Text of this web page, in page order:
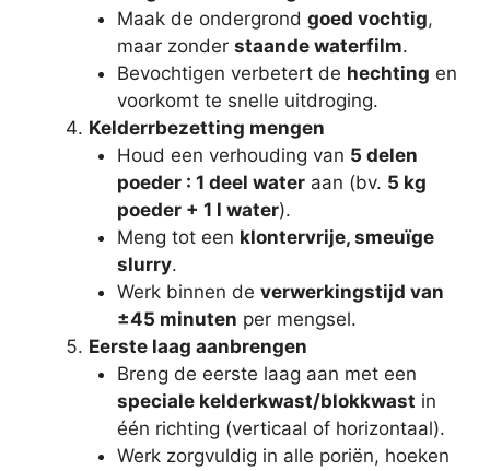
Maak de ondergrond goed vochtig,
maar zonder staande waterfilm.
Bevochtigen verbetert de hechting en
voorkomt te snelle uitdroging.
Kelderrbezetting mengen
Houd een verhouding van 5 delen
poeder : 1 deel wateraan (bv. 5 kg
poeder + 1 l water).
Meng tot een klontervrije, smeuïge
slurry.
Werk binnen de verwerkingstijd van
±45 minuten per mengsel.
Eerste laag aanbrengen
Breng de eerste laag aan met een
speciale kelderkwast/blokkwast in
één richting (verticaal of horizontaal).
Werk zorgvuldig in alle poriën, hoeken